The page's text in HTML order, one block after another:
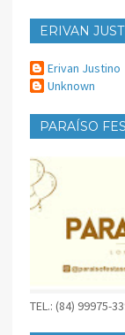
ERIVAN
Erivan Justino
Unknown
PARAÍSO
TEL.: (84) 99975-